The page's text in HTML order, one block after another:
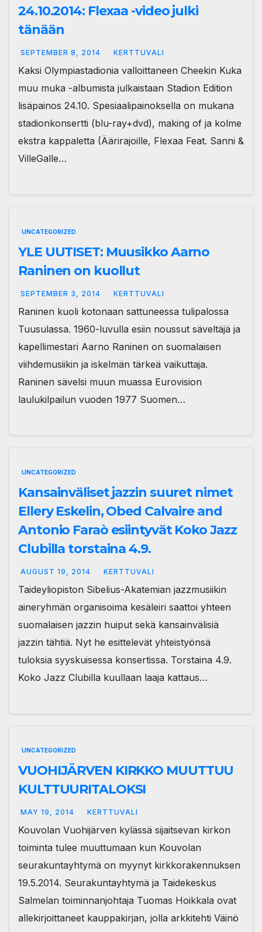
24.10.2014: Flexaa -video julki
tänään
SEPTEMBER 8, 2014 KERTTUVALI
Kaksi Olympiastadionia valloittaneen Cheekin Kuka
muu muka -albumista julkaistaan Stadion Edition
lisäpainos 24.10. Spesiaalipainoksella on mukana
stadionkonsertti (blu-ray+dvd), making of ja kolme
ekstra kappaletta (Äärirajoille, Flexaa Feat. Sanni &
VilleGalle…
UNCATEGORIZED
YLE UUTISET: Muusikko Aarno
Raninen on kuollut
SEPTEMBER 3, 2014 KERTTUVALI
Raninen kuoli kotonaan sattuneessa tulipalossa
Tuusulassa. 1960-luvulla esiin noussut säveltäjä ja
kapellimestari Aarno Raninen on suomalaisen
viihdemusiikin ja iskelmän tärkeä vaikuttaja.
Raninen sävelsi muun muassa Eurovision
laulukilpailun vuoden 1977 Suomen…
UNCATEGORIZED
Kansainväliset jazzin suuret nimet
Ellery Eskelin, Obed Calvaire and
Antonio Faraò esiintyvät Koko Jazz
Clubilla torstaina 4.9.
AUGUST 19, 2014 KERTTUVALI
Taideyliopiston Sibelius-Akatemian jazzmusiikin
aineryhmän organisoima kesäleiri saattoi yhteen
suomalaisen jazzin huiput sekä kansainvälisiä
jazzin tähtiä. Nyt he esittelevät yhteistyönsä
tuloksia syyskuisessa konsertissa. Torstaina 4.9.
Koko Jazz Clubilla kuullaan laaja kattaus…
UNCATEGORIZED
VUOHIJÄRVEN KIRKKO MUUTTUU
KULTTUURITALOKSI
MAY 19, 2014 KERTTUVALI
Kouvolan Vuohijärven kylässä sijaitsevan kirkon
toiminta tulee muuttumaan kun Kouvolan
seurakuntayhtymä on myynyt kirkkorakennuksen
19.5.2014. Seurakuntayhtymä ja Taidekeskus
Salmelan toiminnanjohtaja Tuomas Hoikkala ovat
allekirjoittaneet kauppakirjan, jolla arkkitehti Väinö